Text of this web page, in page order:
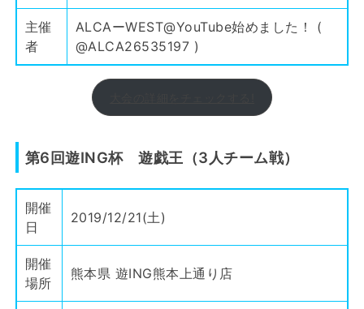
主催
者
ALCAーWEST@YouTube始めました！ (
@ALCA26535197 )
第6回遊ING杯 遊戯王（3人チーム戦）
開催
日
2019/12/21(土)
開催
場所
熊本県 遊ING熊本上通り店